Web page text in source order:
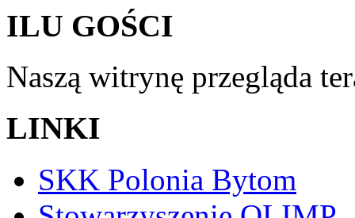
ILU GOŚCI
Naszą witrynę przegląda
LINKI
SKK Polonia Bytom